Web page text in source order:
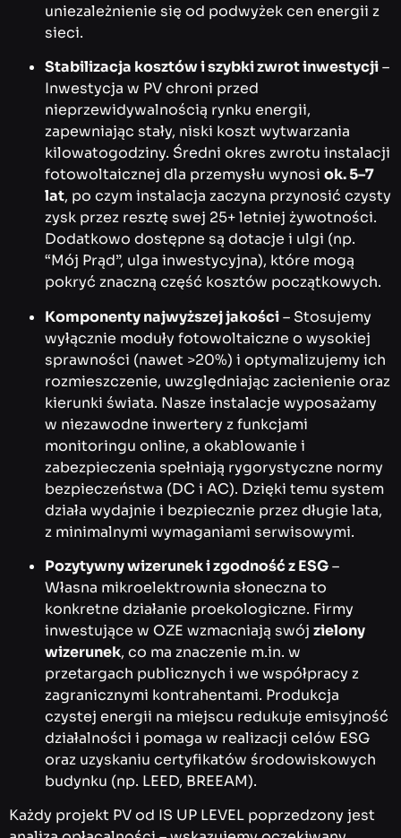
uniezależnienie się od podwyżek cen energii z
sieci.
Stabilizacja kosztów i szybki zwrot inwestycji–
Inwestycja w PV chroni przed
nieprzewidywalnością rynku energii,
zapewniając stały, niski koszt wytwarzania
kilowatogodziny. Średni okres zwrotu instalacji
fotowoltaicznej dla przemysłu wynosi ok. 5–7
lat, po czym instalacja zaczyna przynosić czysty
zysk przez resztę swej 25+ letniej żywotności.
Dodatkowo dostępne są dotacje i ulgi (np.
“Mój Prąd”, ulga inwestycyjna), które mogą
pokryć znaczną część kosztów początkowych.
Komponenty najwyższej jakości– Stosujemy
wyłącznie moduły fotowoltaiczne o wysokiej
sprawności (nawet >20%) i optymalizujemy ich
rozmieszczenie, uwzględniając zacienienie oraz
kierunki świata. Nasze instalacje wyposażamy
w niezawodne inwertery z funkcjami
monitoringu online, a okablowanie i
zabezpieczenia spełniają rygorystyczne normy
bezpieczeństwa (DC i AC). Dzięki temu system
działa wydajnie i bezpiecznie przez długie lata,
z minimalnymi wymaganiami serwisowymi.
Pozytywny wizerunek i zgodność z ESG–
Własna mikroelektrownia słoneczna to
konkretne działanie proekologiczne. Firmy
inwestujące w OZE wzmacniają swój zielony
wizerunek, co ma znaczenie m.in. w
przetargach publicznych i we współpracy z
zagranicznymi kontrahentami. Produkcja
czystej energii na miejscu redukuje emisyjność
działalności i pomaga w realizacji celów ESG
oraz uzyskaniu certyfikatów środowiskowych
budynku (np. LEED, BREEAM).
Każdy projekt PV od IS UP LEVEL poprzedzony jest